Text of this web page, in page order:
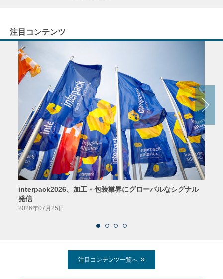
注目コンテンツ
interpack2026、加工・包装業界にグローバルなシグナル
発信
2026年07月25日
注目コンテンツ一覧へ